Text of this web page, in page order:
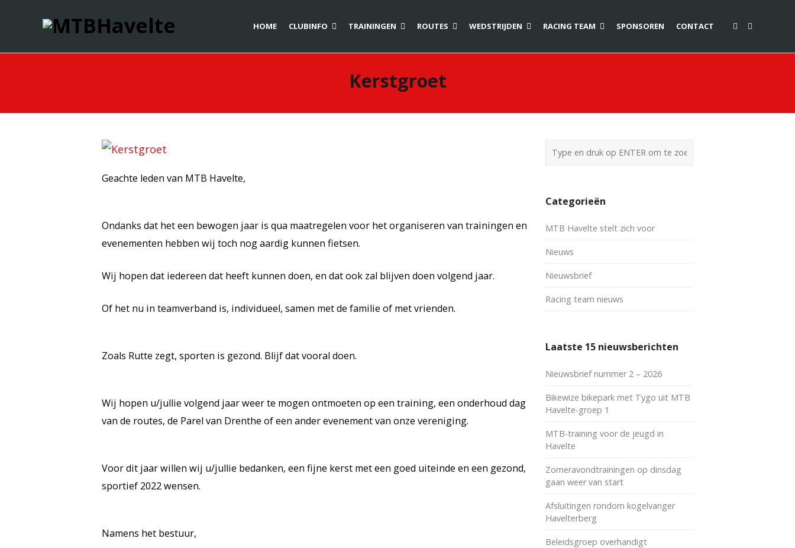
HOME CLUBINFO TRAININGEN ROUTES WEDSTRIJDEN RACING TEAM SPONSOREN CONTACT
Kerstgroet
Geachte leden van MTB Havelte,
Ondanks dat het een bewogen jaar is qua maatregelen voor het organiseren van trainingen en
evenementen hebben wij toch nog aardig kunnen fietsen.
Wij hopen dat iedereen dat heeft kunnen doen, en dat ook zal blijven doen volgend jaar.
Of het nu in teamverband is, individueel, samen met de familie of met vrienden.
Zoals Rutte zegt, sporten is gezond. Blijf dat vooral doen.
Wij hopen u/jullie volgend jaar weer te mogen ontmoeten op een training, een onderhoud dag
van de routes, de Parel van Drenthe of een ander evenement van onze vereniging.
Voor dit jaar willen wij u/jullie bedanken, een fijne kerst met een goed uiteinde en een gezond,
sportief 2022 wensen.
Namens het bestuur,
Categorieën
MTB Havelte stelt zich voor
Nieuws
Nieuwsbrief
Racing team nieuws
Laatste 15 nieuwsberichten
Nieuwsbrief nummer 2 – 2026
Bikewize bikepark met Tygo uit MTB
Havelte-groep 1
MTB-training voor de jeugd in
Havelte
Zomeravondtrainingen op dinsdag
gaan weer van start
Afsluitingen rondom kogelvanger
Havelterberg
Beleidsgroep overhandigt